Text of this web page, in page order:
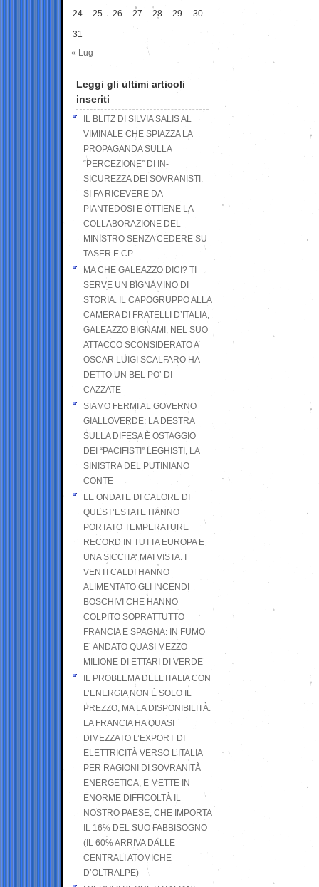
24 25 26 27 28 29 30
31
« Lug
Leggi gli ultimi articoli
inseriti
IL BLITZ DI SILVIA SALIS AL
VIMINALE CHE SPIAZZA LA
PROPAGANDA SULLA
“PERCEZIONE” DI IN-
SICUREZZA DEI SOVRANISTI:
SI FA RICEVERE DA
PIANTEDOSI E OTTIENE LA
COLLABORAZIONE DEL
MINISTRO SENZA CEDERE SU
TASER E CP
MA CHE GALEAZZO DICI? TI
SERVE UN BIGNAMINO DI
STORIA. IL CAPOGRUPPO ALLA
CAMERA DI FRATELLI D’ITALIA,
GALEAZZO BIGNAMI, NEL SUO
ATTACCO SCONSIDERATO A
OSCAR LUIGI SCALFARO HA
DETTO UN BEL PO’ DI
CAZZATE
SIAMO FERMI AL GOVERNO
GIALLOVERDE: LA DESTRA
SULLA DIFESA È OSTAGGIO
DEI “PACIFISTI” LEGHISTI, LA
SINISTRA DEL PUTINIANO
CONTE
LE ONDATE DI CALORE DI
QUEST’ESTATE HANNO
PORTATO TEMPERATURE
RECORD IN TUTTA EUROPA E
UNA SICCITA’ MAI VISTA. I
VENTI CALDI HANNO
ALIMENTATO GLI INCENDI
BOSCHIVI CHE HANNO
COLPITO SOPRATTUTTO
FRANCIA E SPAGNA: IN FUMO
E’ ANDATO QUASI MEZZO
MILIONE DI ETTARI DI VERDE
IL PROBLEMA DELL’ITALIA CON
L’ENERGIA NON È SOLO IL
PREZZO, MA LA DISPONIBILITÀ.
LA FRANCIA HA QUASI
DIMEZZATO L’EXPORT DI
ELETTRICITÀ VERSO L’ITALIA
PER RAGIONI DI SOVRANITÀ
ENERGETICA, E METTE IN
ENORME DIFFICOLTÀ IL
NOSTRO PAESE, CHE IMPORTA
IL 16% DEL SUO FABBISOGNO
(IL 60% ARRIVA DALLE
CENTRALI ATOMICHE
D’OLTRALPE)